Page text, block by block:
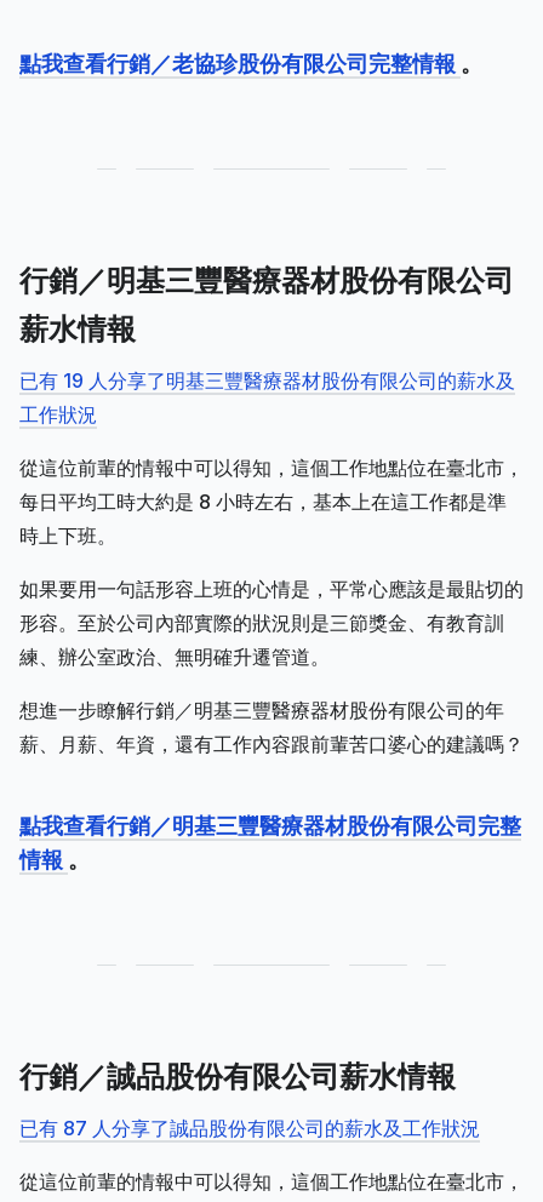
點我查看行銷／老協珍股份有限公司完整情報 。
行銷／明基三豐醫療器材股份有限公司
薪水情報
已有 19 人分享了明基三豐醫療器材股份有限公司的薪水及
工作狀況
從這位前輩的情報中可以得知，這個工作地點位在臺北市，
每日平均工時大約是 8 小時左右，基本上在這工作都是準
時上下班。
如果要用一句話形容上班的心情是，平常心應該是最貼切的
形容。至於公司內部實際的狀況則是三節獎金、有教育訓
練、辦公室政治、無明確升遷管道。
想進一步瞭解行銷／明基三豐醫療器材股份有限公司的年
薪、月薪、年資，還有工作內容跟前輩苦口婆心的建議嗎？
點我查看行銷／明基三豐醫療器材股份有限公司完整
情報 。
行銷／誠品股份有限公司薪水情報
已有 87 人分享了誠品股份有限公司的薪水及工作狀況
從這位前輩的情報中可以得知，這個工作地點位在臺北市，